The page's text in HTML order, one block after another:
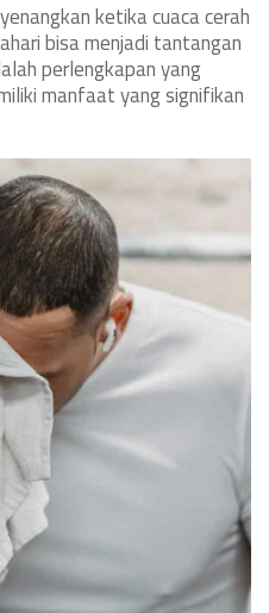
ketika cuaca cerah
bisa menjadi tantangan
perlengkapan yang
manfaat yang signifikan